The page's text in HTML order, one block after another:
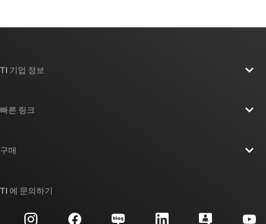
TI 기업 정보
빠른 링크
대체품 검색
고객 지원 센터
구매
TI 에 문의하기